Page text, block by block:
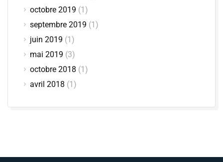
octobre 2019 (1)
septembre 2019 (1)
juin 2019 (1)
mai 2019 (3)
octobre 2018 (1)
avril 2018 (1)